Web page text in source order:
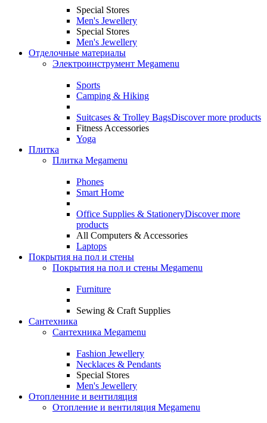
Special Stores
Men's Jewellery
Special Stores
Men's Jewellery
Отделочные материалы
Электроинструмент Megamenu
Sports
Camping & Hiking
Suitcases & Trolley BagsDiscover more products
Fitness Accessories
Yoga
Плитка
Плитка Megamenu
Phones
Smart Home
Office Supplies & StationeryDiscover more
products
All Computers & Accessories
Laptops
Покрытия на пол и стены
Покрытия на пол и стены Megamenu
Furniture
Sewing & Craft Supplies
Сантехника
Сантехника Megamenu
Fashion Jewellery
Necklaces & Pendants
Special Stores
Men's Jewellery
Отопленние и вентиляция
Отопление и вентиляция Megamenu